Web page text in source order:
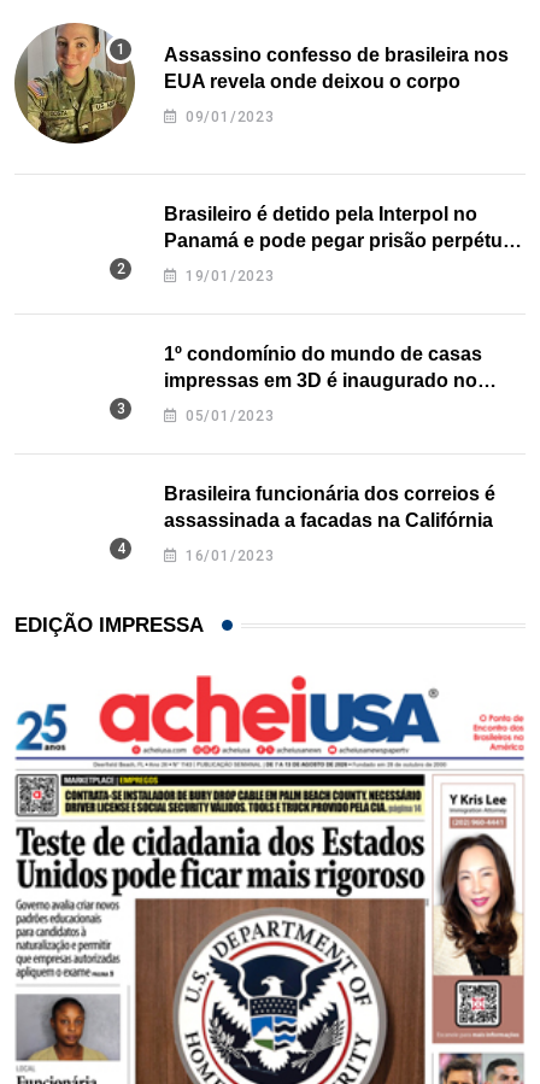
Assassino confesso de brasileira nos
EUA revela onde deixou o corpo
09/01/2023
Brasileiro é detido pela Interpol no
Panamá e pode pegar prisão perpétua
nos EUA
19/01/2023
1º condomínio do mundo de casas
impressas em 3D é inaugurado no
Texas
05/01/2023
Brasileira funcionária dos correios é
assassinada a facadas na Califórnia
16/01/2023
EDIÇÃO IMPRESSA